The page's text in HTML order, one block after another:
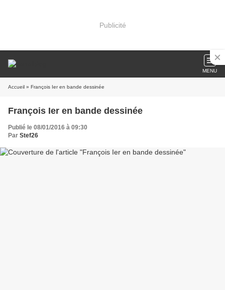
Publicité
MENU
Accueil » François Ier en bande dessinée
François Ier en bande dessinée
Publié le 08/01/2016 à 09:30
Par Stef26